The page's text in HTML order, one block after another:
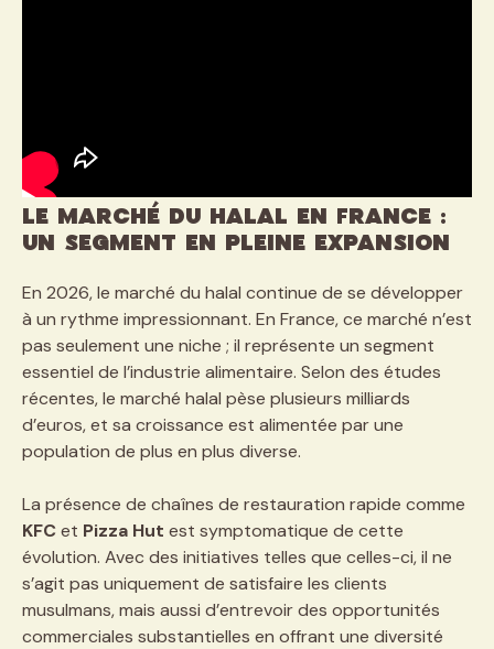
Le marché du halal en France :
un segment en pleine expansion
En 2026, le marché du halal continue de se développer
à un rythme impressionnant. En France, ce marché n’est
pas seulement une niche ; il représente un segment
essentiel de l’industrie alimentaire. Selon des études
récentes, le marché halal pèse plusieurs milliards
d’euros, et sa croissance est alimentée par une
population de plus en plus diverse.
La présence de chaînes de restauration rapide comme
KFCet Pizza Hut est symptomatique de cette
évolution. Avec des initiatives telles que celles-ci, il ne
s’agit pas uniquement de satisfaire les clients
musulmans, mais aussi d’entrevoir des opportunités
commerciales substantielles en offrant une diversité